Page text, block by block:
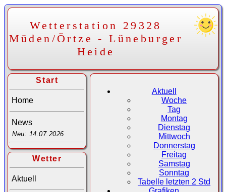
Wetterstation 29328
Müden/Örtze - Lüneburger
Heide
Start
Home
News
Neu: 14.07.2026
Wetter
Aktuell
Aktuell
Woche
Tag
Montag
Dienstag
Mittwoch
Donnerstag
Freitag
Samstag
Sonntag
Tabelle letzten 2 Std